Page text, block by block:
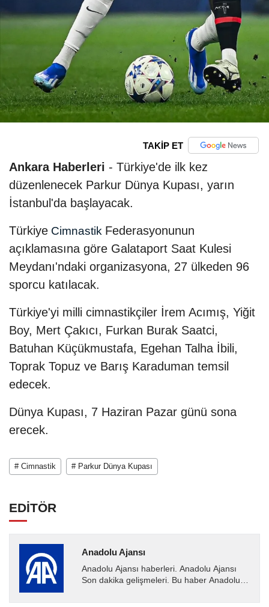
TAKİP ET
Ankara Haberleri - Türkiye'de ilk kez
düzenlenecek Parkur Dünya Kupası, yarın
İstanbul'da başlayacak.
Türkiye Cimnastik Federasyonunun
açıklamasına göre Galataport Saat Kulesi
Meydanı'ndaki organizasyona, 27 ülkeden 96
sporcu katılacak.
Türkiye'yi milli cimnastikçiler İrem Acımış, Yiğit
Boy, Mert Çakıcı, Furkan Burak Saatci,
Batuhan Küçükmustafa, Egehan Talha İbili,
Toprak Topuz ve Barış Karaduman temsil
edecek.
Dünya Kupası, 7 Haziran Pazar günü sona
erecek.
# Cimnastik # Parkur Dünya Kupası
EDİTÖR
Anadolu Ajansı
Anadolu Ajansı haberleri. Anadolu Ajansı
Son dakika gelişmeleri. Bu haber Anadolu
Ajansı tarafından...